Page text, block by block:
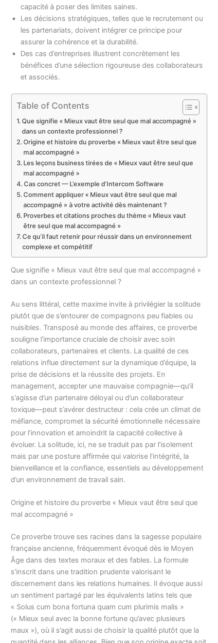
capacité à poser des limites saines.
Les décisions stratégiques, telles que le recrutement ou
les partenariats, doivent intégrer ce principe pour
assurer la cohérence et la durabilité.
Des cas d’entreprises illustrent concrètement les
bénéfices d’une sélection rigoureuse des collaborateurs
et associés.
Table of Contents
Que signifie « Mieux vaut être seul que mal accompagné »
dans un contexte professionnel ?
Origine et histoire du proverbe « Mieux vaut être seul que
mal accompagné »
Les leçons business tirées de « Mieux vaut être seul que
mal accompagné »
Cas concret — L’exemple d’Intercom Software
Comment appliquer « Mieux vaut être seul que mal
accompagné » à votre activité dès maintenant ?
Proverbes et citations proches du thème « Mieux vaut
être seul que mal accompagné »
Ce qu’il faut retenir pour réussir dans un environnement
complexe et compétitif
Que signifie « Mieux vaut être seul que mal accompagné »
dans un contexte professionnel ?
Au sens littéral, cette maxime invite à privilégier la solitude
plutôt que de s’entourer de compagnons peu fiables ou
nuisibles. Transposé au monde des affaires, ce proverbe
souligne l’importance cruciale de choisir avec soin
collaborateurs, partenaires et clients. La qualité de ces
relations influe directement sur la dynamique d’équipe, la
prise de décisions et la réussite des projets. En
management, accepter une mauvaise compagnie—qu’il
s’agisse d’un partenaire déloyal ou d’un collaborateur
toxique—peut s’avérer destructeur : cela crée un climat de
méfiance, compromet la sécurité émotionnelle nécessaire
pour l’innovation et amoindrit la capacité collective à
évoluer. La solitude, ici, ne se traduit pas par l’isolement
mais par une posture affirmée qui valorise l’intégrité, la
bienveillance et la confiance, essentiels au développement
d’un environnement de travail sain.
Origine et histoire du proverbe « Mieux vaut être seul que
mal accompagné »
Ce proverbe trouve ses racines dans la sagesse populaire
française ancienne, fréquemment évoqué dès le Moyen
Âge dans des textes moraux et des fables. La formule
s’inscrit dans une tradition prudente valorisant le
discernement dans les relations humaines. Il évoque aussi
un sentiment partagé par les équivalents latins tels que
« Solus cum bona fortuna quam cum plurimis malis »
(« Mieux seul avec la bonne fortune qu’avec plusieurs
maux »), où il s’agit aussi de choisir la qualité plutôt que la